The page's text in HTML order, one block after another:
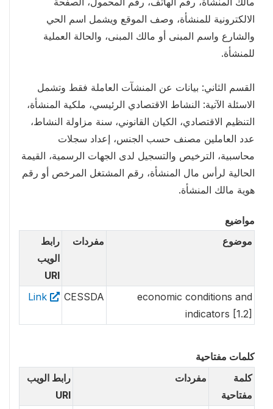
الالكترونية للمنشأة، وصف الموقع ويشمل اسم الحي
والشارع واسم المبنى أو مالك المبنى، والحالة العملية
للمنشأة.
القسم الثاني: بيانات عن المنشآت العاملة فقط وتشمل
الاسئلة الآتية: النشاط الاقتصادي الرئيسي، ملكية المنشأة،
التنظيم الاقتصادي، الكيان القانوني، سنة مزاولة النشاط،
عدد العاملين مصنف حسب الجنس، إعداد سجلات
محاسبية، الترخيص والتسجيل لدى الجهات الرسمية، القيمة
الحالية لرأس مال المنشأة، رقم المشتغل المرخص أو رقم
هوية مالك المنشأة.
مواضيع
موضوع مفردات
رابط
الويب
URI
economic conditions and
indicators [1.2]
CESSDA
كلمات مفتاحية
كلمة
مفتاحية
مفردات
رابط الويب
URI